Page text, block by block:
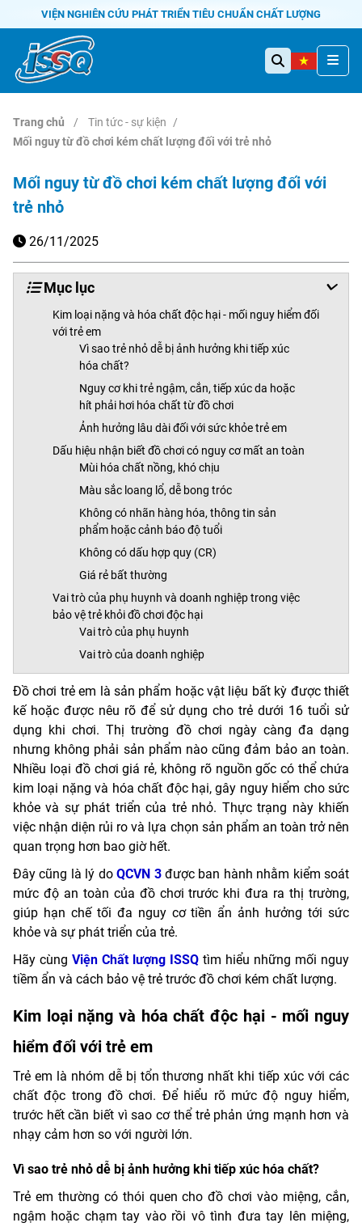
VIỆN NGHIÊN CỨU PHÁT TRIỂN TIÊU CHUẨN CHẤT LƯỢNG
Trang chủ
Tin tức - sự kiện
Mối nguy từ đồ chơi kém chất lượng đối với trẻ nhỏ
Mối nguy từ đồ chơi kém chất lượng đối với
trẻ nhỏ
26/11/2025
Mục lục
Kim loại nặng và hóa chất độc hại - mối nguy hiểm đối
với trẻ em
Vì sao trẻ nhỏ dễ bị ảnh hưởng khi tiếp xúc
hóa chất?
Nguy cơ khi trẻ ngậm, cắn, tiếp xúc da hoặc
hít phải hơi hóa chất từ đồ chơi
Ảnh hưởng lâu dài đối với sức khỏe trẻ em
Dấu hiệu nhận biết đồ chơi có nguy cơ mất an toàn
Mùi hóa chất nồng, khó chịu
Màu sắc loang lổ, dễ bong tróc
Không có nhãn hàng hóa, thông tin sản
phẩm hoặc cảnh báo độ tuổi
Không có dấu hợp quy (CR)
Giá rẻ bất thường
Vai trò của phụ huynh và doanh nghiệp trong việc
bảo vệ trẻ khỏi đồ chơi độc hại
Vai trò của phụ huynh
Vai trò của doanh nghiệp
Đồ chơi trẻ em là sản phẩm hoặc vật liệu bất kỳ được thiết
kế hoặc được nêu rõ để sử dụng cho trẻ dưới 16 tuổi sử
dụng khi chơi. Thị trường đồ chơi ngày càng đa dạng
nhưng không phải sản phẩm nào cũng đảm bảo an toàn.
Nhiều loại đồ chơi giá rẻ, không rõ nguồn gốc có thể chứa
kim loại nặng và hóa chất độc hại, gây nguy hiểm cho sức
khỏe và sự phát triển của trẻ nhỏ. Thực trạng này khiến
việc nhận diện rủi ro và lựa chọn sản phẩm an toàn trở nên
quan trọng hơn bao giờ hết.
Đây cũng là lý doQCVN 3được ban hành nhằm kiểm soát
mức độ an toàn của đồ chơi trước khi đưa ra thị trường,
giúp hạn chế tối đa nguy cơ tiền ẩn ảnh hưởng tới sức
khỏe và sự phát triển của trẻ.
Hãy cùng Viện Chất lượng ISSQ tìm hiểu những mối nguy
tiềm ẩn và cách bảo vệ trẻ trước đồ chơi kém chất lượng.
Kim loại nặng và hóa chất độc hại - mối nguy
hiểm đối với trẻ em
Trẻ em là nhóm dễ bị tổn thương nhất khi tiếp xúc với các
chất độc trong đồ chơi. Để hiểu rõ mức độ nguy hiểm,
trước hết cần biết vì sao cơ thể trẻ phản ứng mạnh hơn và
nhạy cảm hơn so với người lớn.
Vì sao trẻ nhỏ dễ bị ảnh hưởng khi tiếp xúc hóa chất?
Trẻ em thường có thói quen cho đồ chơi vào miệng, cắn,
ngậm hoặc chạm tay vào rồi vô tình đưa tay lên miệng,